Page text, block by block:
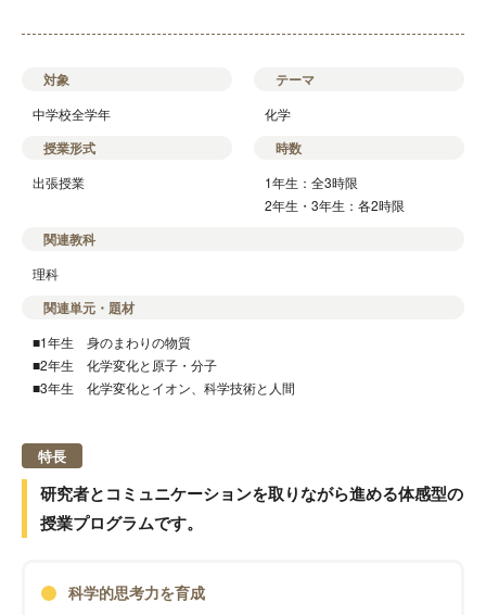
対象
中学校全学年
テーマ
化学
授業形式
出張授業
時数
1年生：全3時限
2年生・3年生：各2時限
関連教科
理科
関連単元・題材
■1年生 身のまわりの物質
■2年生 化学変化と原子・分子
■3年生 化学変化とイオン、科学技術と人間
特長
研究者とコミュニケーションを取りながら進める体感型の
授業プログラムです。
科学的思考力を育成